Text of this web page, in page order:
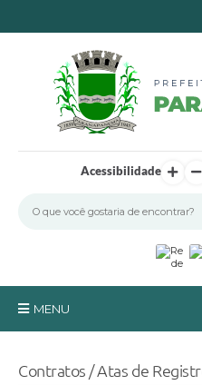
Acessibilidade
MENU
Contratos / Atas de